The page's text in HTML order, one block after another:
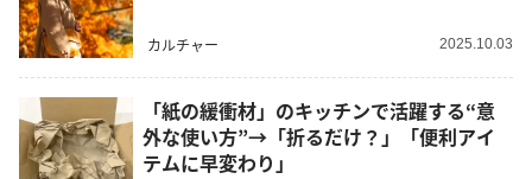
カルチャー 2025.10.03
「紙の緩衝材」のキッチンで活躍する“意
外な使い方”→「折るだけ？」「便利アイ
テムに早変わり」